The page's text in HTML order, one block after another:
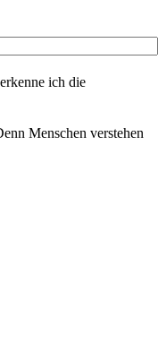
ich die
Menschen verstehen